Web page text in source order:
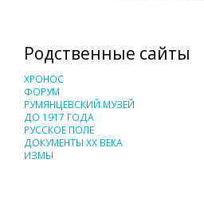
Родственные сайты
ХРОНОС
ФОРУМ
РУМЯНЦЕВСКИЙ МУЗЕЙ
ДО 1917 ГОДА
РУССКОЕ ПОЛЕ
ДОКУМЕНТЫ XX ВЕКА
ИЗМЫ